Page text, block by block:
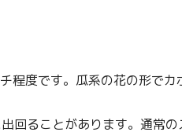
程度です。瓜系の花の形でカ
回ることがあります。通常